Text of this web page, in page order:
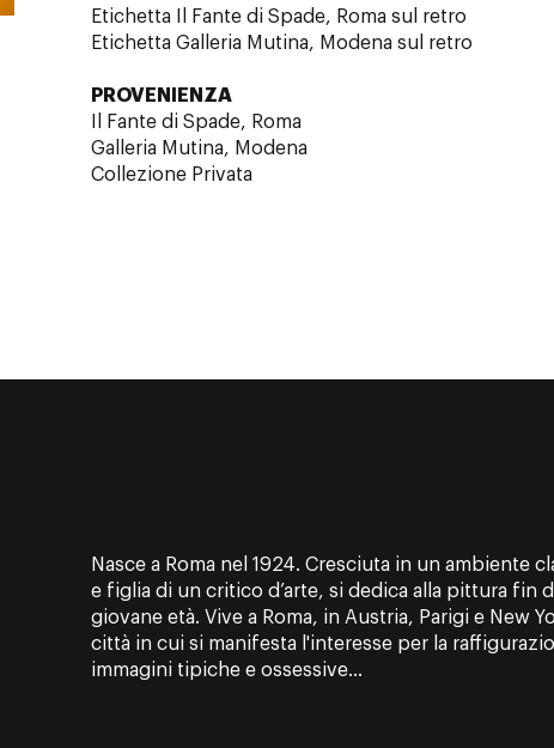
Etichetta Il Fante di Spade, Roma sul retro
Etichetta Galleria Mutina, Modena sul retro
PROVENIENZA
Il Fante di Spade, Roma
Galleria Mutina, Modena
Collezione Privata
Nasce a Roma nel 1924. Cresciuta in un ambiente
e figlia di un critico d’arte, si dedica alla pittura fin
giovane età. Vive a Roma, in Austria, Parigi e New
città in cui si manifesta l'interesse per la
immagini tipiche e ossessive...